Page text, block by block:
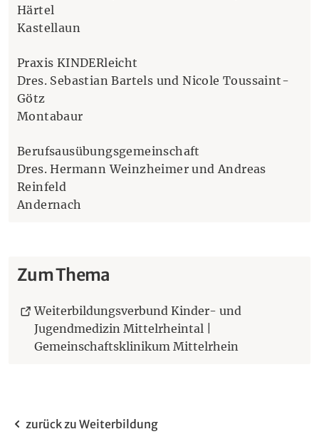
Härtel
Kastellaun
Praxis KINDERleicht
Dres. Sebastian Bartels und Nicole Toussaint-
Götz
Montabaur
Berufsausübungsgemeinschaft
Dres. Hermann Weinzheimer und Andreas
Reinfeld
Andernach
Zum Thema
Weiterbildungsverbund Kinder- und
Jugendmedizin Mittelrheintal |
Gemeinschaftsklinikum Mittelrhein
zurück zu Weiterbildung